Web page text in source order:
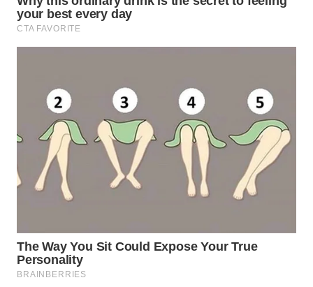
WN
KARAWANG
WN
BEKASI
WN
BOGOR
DEPOK
WN